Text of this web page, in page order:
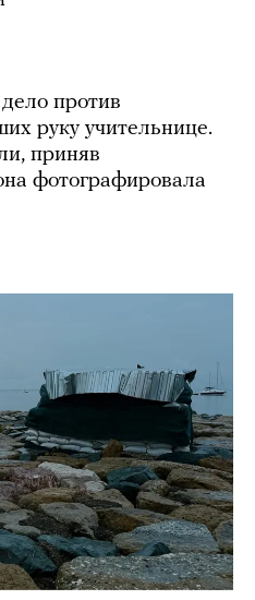
против
руку учительнице.
приняв
фотографировала